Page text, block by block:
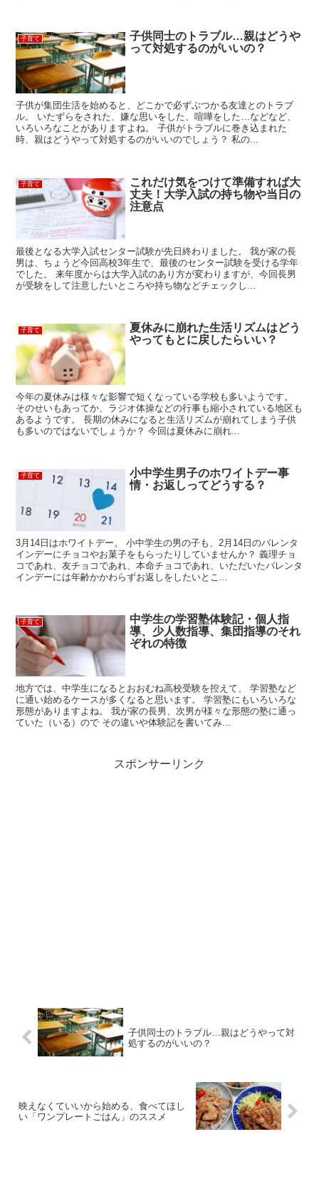
子育て
子供同士のトラブル…親はどうや
って対処するのがいいの？
子供が集団生活を始めると、どこかで必ずぶつかる友達とのトラブ
ル。 いたずらをされた、嫌な思いをした、喧嘩をした…などなど、
いろいろなことがありますよね。 子供がトラブルに巻き込まれた
時、親はどうやって対処するのがいいのでしょう？ 私の...
子育て
これだけ気をつけて準備すれば大
丈夫！大学入試の持ち物や当日の
注意点
最後となる大学入試センター試験が先日終わりました。 我が家の長
男は、ちょうど今回高校3年生で、最後のセンター試験を受ける学年
でした。 来年度からは大学入試のあり方が変わりますが、今回長男
が受験をして注意したいところや持ち物などチェックし...
子育て
夏休みに崩れた生活リズムはどう
やってもとに戻したらいい？
今年の夏休みは様々な影響で短くなっている学校も多いようです。
そのせいもあってか、ラジオ体操などの行事も縮小されている地区も
あるようです。 長期の休みになると生活リズムが崩れてしまう子供
も多いのではないでしょうか？ 今回は夏休みに崩れ...
子育て
小中学生男子のホワイトデー事
情・お返しってどうする？
3月14日はホワイトデー。 小中学生の男の子も、2月14日のバレンタ
インデーにチョコやお菓子をもらったりしていませんか？ 義理チョ
コであれ、友チョコであれ、本命チョコであれ、いただいたバレンタ
インデーには年齢かかわらずお返しをしたいとこ...
子育て
中学生の学習塾体験記・個人指
導、少人数指導、集団指導のそれ
ぞれの特徴
地方では、中学生になるとおおむね高校受験を控えて、 学習塾など
に通い始めるケースが多くなると思います。 学習塾にもいろいろな
形態がありますよね。 我が家の長男、次男が様々な形態の塾に通っ
ていた（いる）ので その違いや体験記を書いてみ...
スポンサーリンク
子供同士のトラブル…親はどうやって対
処するのがいいの？
映えなくていいから始める、食べてほし
い「ワンプレートごはん」のススメ